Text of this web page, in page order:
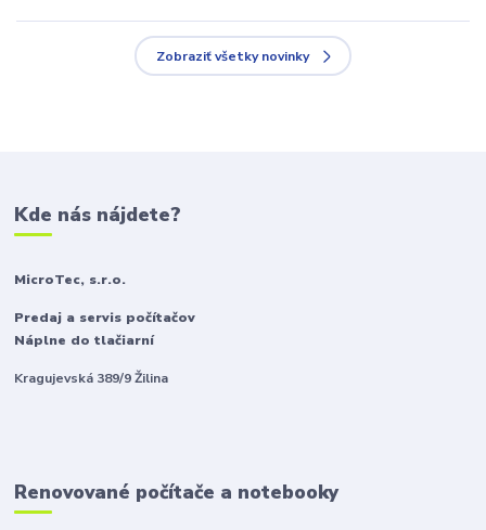
Zobraziť všetky novinky
Kde nás nájdete?
MicroTec, s.r.o.
Predaj a servis počítačov
Náplne do tlačiarní
Kragujevská 389/9 Žilina
Renovované počítače a notebooky